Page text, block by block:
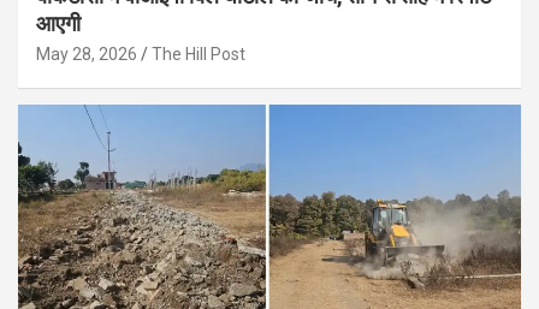
आएगी
May 28, 2026 The Hill Post